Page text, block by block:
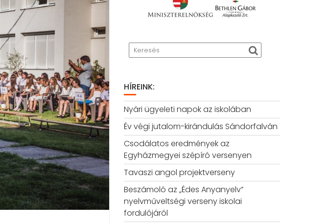
HÍREINK:
Nyári ügyeleti napok az iskolában
Év végi jutalom-kirándulás Sándorfalván
Csodálatos eredmények az
Egyházmegyei szépíró versenyen
Tavaszi angol projektverseny
Beszámoló az „Édes Anyanyelv”
nyelvműveltségi verseny iskolai
fordulójáról